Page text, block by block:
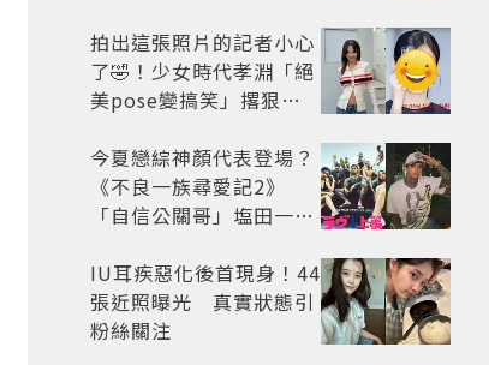
怒了😡
拍出這張照片的記者小心
了🤣！少女時代孝淵「絕
美pose變搞笑」撂狠
今夏戀綜神顏代表登場？
《不良一族尋愛記2》
「自信公關哥」塩田一馬
老闆
IU耳疾惡化後首現身！44
張近照曝光 真實狀態引
粉絲關注